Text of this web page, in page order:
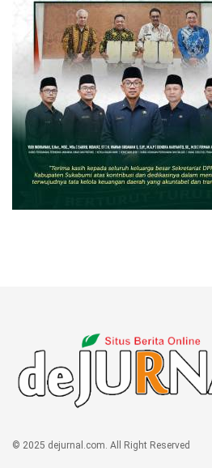
© 2025 dejurnal.com. All Right Reserved